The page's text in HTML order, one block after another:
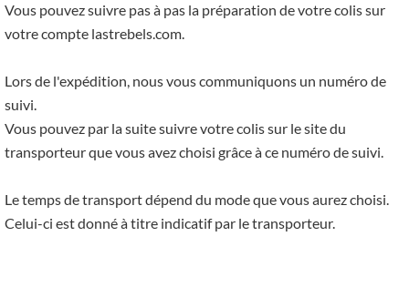
Vous pouvez suivre pas à pas la préparation de votre colis sur
votre compte lastrebels.com.
Lors de l'expédition, nous vous communiquons un numéro de
suivi.
Vous pouvez par la suite suivre votre colis sur le site du
transporteur que vous avez choisi grâce à ce numéro de suivi.
Le temps de transport dépend du mode que vous aurez choisi.
Celui-ci est donné à titre indicatif par le transporteur.